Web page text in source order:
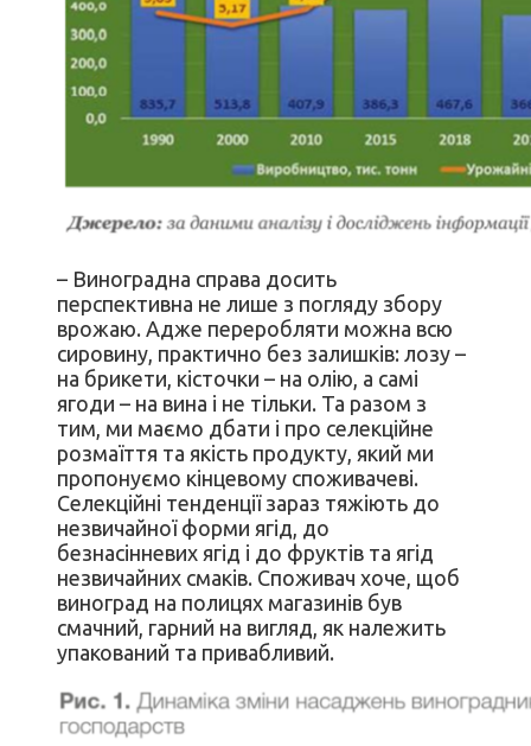
– Виноградна справа досить
перспективна не лише з погляду збору
врожаю. Адже переробляти можна всю
сировину, практично без залишків: лозу –
на брикети, кісточки – на олію, а самі
ягоди – на вина і не тільки. Та разом з
тим, ми маємо дбати і про селекційне
розмаїття та якість продукту, який ми
пропонуємо кінцевому споживачеві.
Селекційні тенденції зараз тяжіють до
незвичайної форми ягід, до
безнасінневих ягід і до фруктів та ягід
незвичайних смаків. Споживач хоче, щоб
виноград на полицях магазинів був
смачний, гарний на вигляд, як належить
упакований та привабливий.